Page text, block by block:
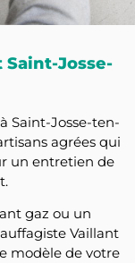
Josse-
Saint-Josse-ten-
agrées qui
un entretien de
gaz ou un
Vaillant
modèle de votre